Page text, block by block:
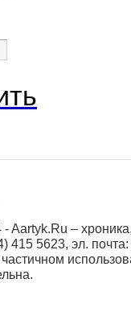
Aartyk.Ru –
415 5623, эл.